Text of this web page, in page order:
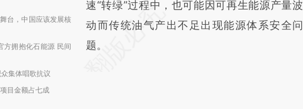
台，中国应该发展核
方拥抱化石能源 民间
集体唱歌抗议
目金额占七成
速“转绿”过程中，也可能因可再生能源产量波
动而传统油气产出不足出现能源体系安全问
题。